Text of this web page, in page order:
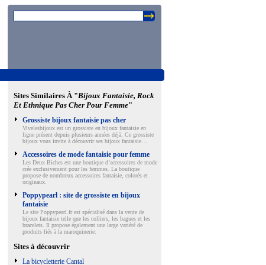
Sites Similaires À "Bijoux Fantaisie, Rock
Et Ethnique Pas Cher Pour Femme"
Grossiste bijoux fantaisie pas cher
Vivelesbijoux est un grossiste en bijoux fantaisie en
ligne présent depuis plusieurs années déjà. Ce grossiste
bijoux vous invite à découvrir ses bijoux fantaisie…
Accessoires de mode fantaisie pour femme
Les Deux Biches est une boutique d’accessoires de mode
crée exclusivement pour les femmes. La boutique
propose de nombreux accessoires fantaisie, colorés et
originaux.
Poppypearl : site de grossiste en bijoux
fantaisie
Le site Poppypearl.fr est spécialisé dans la vente de
bijoux fantaisie telle que les colliers, les bagues et les
bracelets. Il propose également une large variété de
produits liés à la maroquinerie.
Sites à découvrir
La bicycletterie Cantal